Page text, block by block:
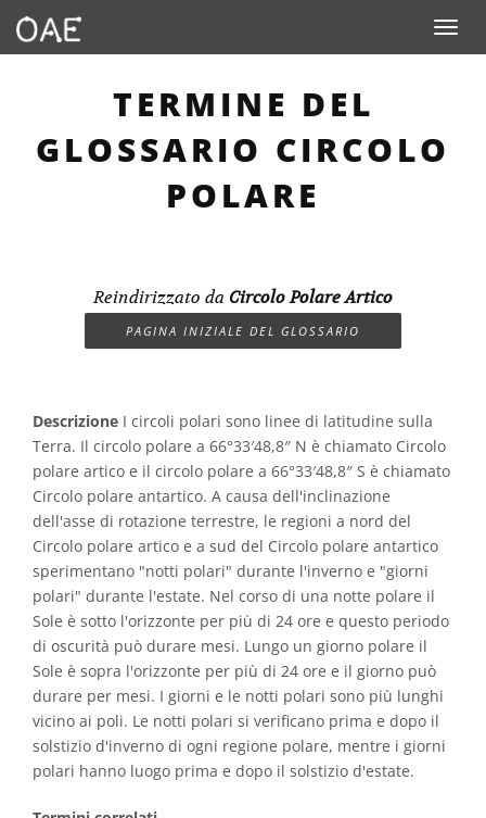
Toggle
TERMINE DEL
GLOSSARIO CIRCOLO
POLARE
Reindirizzato da Circolo Polare Artico
PAGINA INIZIALE DEL GLOSSARIO
Descrizione I circoli polari sono linee di latitudine sulla
Terra. Il circolo polare a 66°33′48,8″ N è chiamato Circolo
polare artico e il circolo polare a 66°33′48,8″ S è chiamato
Circolo polare antartico. A causa dell'inclinazione
dell'asse di rotazione terrestre, le regioni a nord del
Circolo polare artico e a sud del Circolo polare antartico
sperimentano "notti polari" durante l'inverno e "giorni
polari" durante l'estate. Nel corso di una notte polare il
Sole è sotto l'orizzonte per più di 24 ore e questo periodo
di oscurità può durare mesi. Lungo un giorno polare il
Sole è sopra l'orizzonte per più di 24 ore e il giorno può
durare per mesi. I giorni e le notti polari sono più lunghi
vicino ai poli. Le notti polari si verificano prima e dopo il
solstizio d'inverno di ogni regione polare, mentre i giorni
polari hanno luogo prima e dopo il solstizio d'estate.